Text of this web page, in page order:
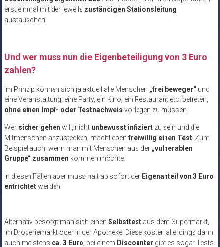
erst einmal mit der jeweils zuständigen Stationsleitung
austauschen.
Und wer muss nun die Eigenbeteiligung von 3 Euro
zahlen?
Im Prinzip können sich ja aktuell alle Menschen „frei bewegen“und
eine Veranstaltung, eine Party, ein Kino, ein Restaurant etc. betreten,
ohne einen Impf- oder Testnachweis vorlegen zu müssen.
Wer sicher gehen will, nicht unbewusst infiziertzu sein und die
Mitmenschen anzustecken, macht eben freiwillig einen Test. Zum
Beispiel auch, wenn man mit Menschen aus der „vulnerablen
Gruppe“ zusammen kommen möchte.
In diesen Fällen aber muss halt ab sofort der Eigenanteil von 3 Euro
entrichtetwerden.
Alternativ besorgt man sich einen Selbsttestaus dem Supermarkt,
im Drogeriemarkt oder in der Apotheke. Diese kosten allerdings dann
auch meistens ca. 3 Euro; bei einem Discounter gibt es sogar Tests